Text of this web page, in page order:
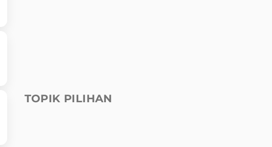
TOPIK PILIHAN